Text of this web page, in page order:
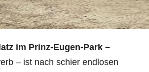
im Prinz-Eugen-Park –
– ist nach schier endlosen